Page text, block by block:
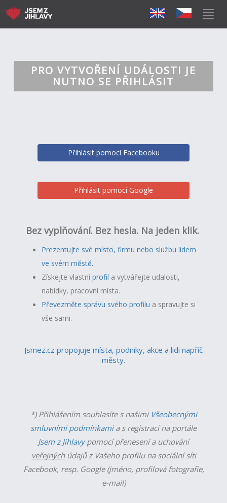
PRO VYTVOŘENÍ UDÁLOSTI JE
NUTNO SE PŘIHLÁSIT
Přihlásit pomocí Facebooku
Přihlásit pomocí Google
Bez vyplňování. Bez hesla. Na jeden klik.
Prezentujte své místo, firmu nebo službu lidem
ve svém městě.
Získejte vlastníprofil a vytvářejte udalosti,
nabídky, pracovní místa.
Převezměte správu svého profilu a spravujte si
vše sami.
Jsmez.cz propojuje místa, podniky, akce a lidi napříč
městy.
*) Přihlášením souhlasíte s našimi Všeobecnými
smluvními podmínkamia s registrací na portále
Jsem z Jihlavypomocí přenesení a uchování
veřejnýchúdajů z Vašeho profilu na sociální síti
Facebook, resp. Google (jméno, profilová fotografie,
e-mail)